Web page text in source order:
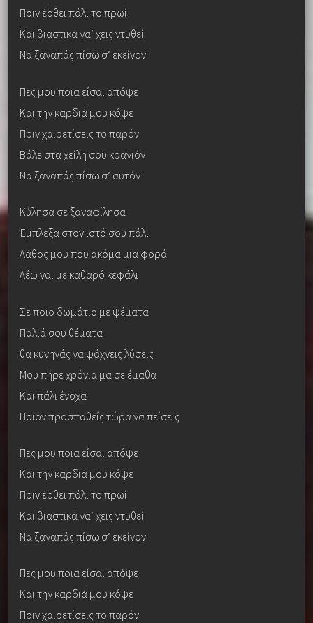
Πριν έρθει πάλι το πρωί
Και βιαστικά να’ χεις ντυθεί
Να ξαναπάς πίσω σ’ εκείνον
Πες μου ποια είσαι απόψε
Και την καρδιά μου κόψε
Πριν χαιρετίσεις το παρόν
Βάλε στα χείλη σου κραγιόν
Να ξαναπάς πίσω σ’ αυτόν
Κύλησα σε ξαναφίλησα
Έμπλεξα στον ιστό σου πάλι
Λάθος μου που ακόμα μια φορά
Λέω ναι με καθαρό κεφάλι
Σε ποιο δωμάτιο με ψέματα
Παλιά σου θέματα
θα κυνηγάς να ψάχνεις λύσεις
Μου πήρε χρόνια μα σε έμαθα
Και πάλι ένοχα
Ποιον προσπαθείς τώρα να πείσεις
Πες μου ποια είσαι απόψε
Και την καρδιά μου κόψε
Πριν έρθει πάλι το πρωί
Και βιαστικά να’ χεις ντυθεί
Να ξαναπάς πίσω σ’ εκείνον
Πες μου ποια είσαι απόψε
Και την καρδιά μου κόψε
Πριν χαιρετίσεις το παρόν